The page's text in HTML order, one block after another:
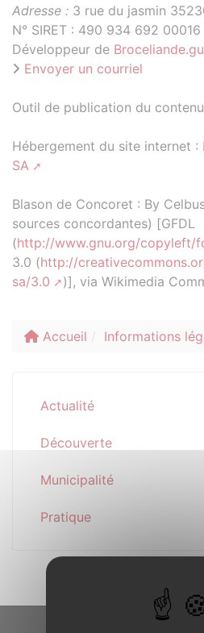
Adresse : 3 rue du jasmin
N° SIRET : 490 934 692 00016
Développeur de
Envoyer un courriel
Outil de publication du
Hébergement du site internet :
SA
Blason de Concoret : By
sources concordantes) [GFDL
(http://www.gnu.org/copyleft/
3.0 (http://
sa/3.0
)], via Wikimedia
Accueil Informations
Actualité
Découverte
Municipalité
Pratique